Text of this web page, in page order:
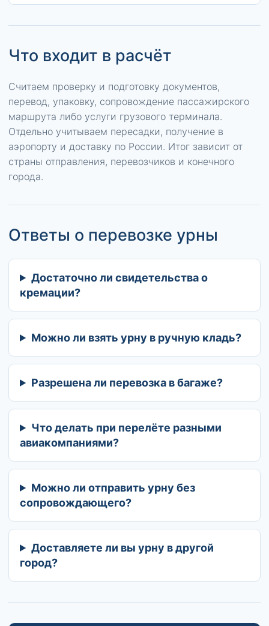
Что входит в расчёт
Считаем проверку и подготовку документов,
перевод, упаковку, сопровождение пассажирского
маршрута либо услуги грузового терминала.
Отдельно учитываем пересадки, получение в
аэропорту и доставку по России. Итог зависит от
страны отправления, перевозчиков и конечного
города.
Ответы о перевозке урны
Достаточно ли свидетельства о
кремации?
Можно ли взять урну в ручную кладь?
Разрешена ли перевозка в багаже?
Что делать при перелёте разными
авиакомпаниями?
Можно ли отправить урну без
сопровождающего?
Доставляете ли вы урну в другой
город?